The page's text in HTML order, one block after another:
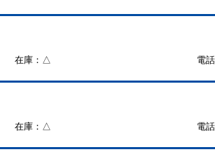
在庫：△ 電
在庫：△ 電